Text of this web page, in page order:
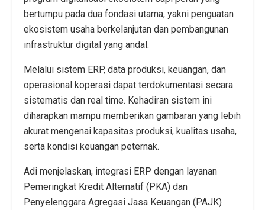
bertumpu pada dua fondasi utama, yakni penguatan
ekosistem usaha berkelanjutan dan pembangunan
infrastruktur digital yang andal.
Melalui sistem ERP, data produksi, keuangan, dan
operasional koperasi dapat terdokumentasi secara
sistematis dan real time. Kehadiran sistem ini
diharapkan mampu memberikan gambaran yang lebih
akurat mengenai kapasitas produksi, kualitas usaha,
serta kondisi keuangan peternak.
Adi menjelaskan, integrasi ERP dengan layanan
Pemeringkat Kredit Alternatif (PKA) dan
Penyelenggara Agregasi Jasa Keuangan (PAJK)